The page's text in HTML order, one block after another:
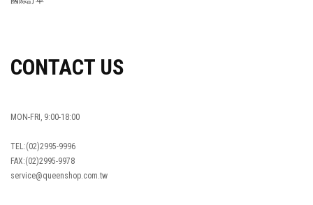
CONTACT US
MON-FRI, 9:00-18:00
TEL:(02)2995-9996
FAX:(02)2995-9978
service@queenshop.com.tw